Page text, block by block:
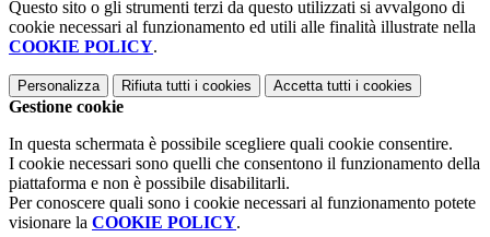
Questo sito o gli strumenti terzi da questo utilizzati si avvalgono di
cookie necessari al funzionamento ed utili alle finalità illustrate nella
COOKIE POLICY.
Personalizza Rifiuta tutti i cookies Accetta tutti i cookies
Gestione cookie
In questa schermata è possibile scegliere quali cookie consentire.
I cookie necessari sono quelli che consentono il funzionamento della
piattaforma e non è possibile disabilitarli.
Per conoscere quali sono i cookie necessari al funzionamento potete
visionare la COOKIE POLICY.